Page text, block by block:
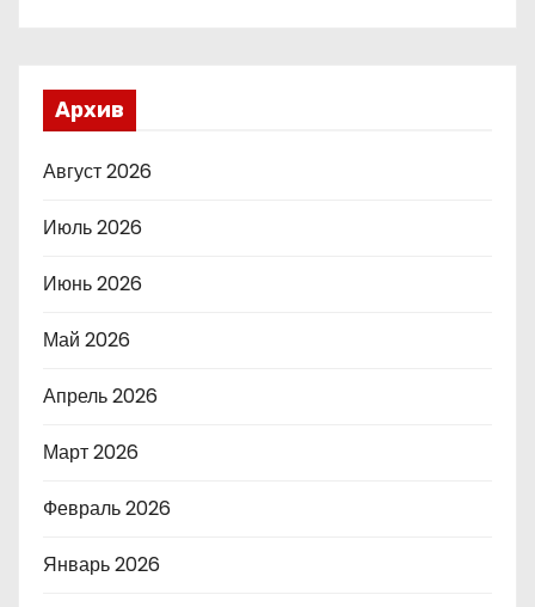
Архив
Август 2026
Июль 2026
Июнь 2026
Май 2026
Апрель 2026
Март 2026
Февраль 2026
Январь 2026